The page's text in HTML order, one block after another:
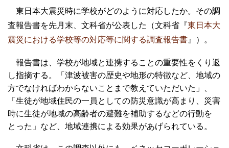
東日本大震災時に学校がどのように対応したか。その調
査報告書を先月末、文科省が公表した（文科省『東日本大
震災における学校等の対応等に関する調査報告書 』）。
報告書は、学校が地域と連携することの重要性をくり返
し指摘する。「津波被害の歴史や地形の特徴など、地域の
方でなければわからないことまで教えていただいた」、
「生徒が地域住民の一員としての防災意識が高まり、災害
時に生徒が地域の高齢者の避難を補助するなどの行動を
とった」など、地域連携による効果があげられている。